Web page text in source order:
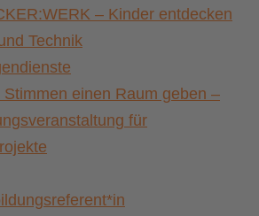
– Kinder entdecken
Technik
Stimmen einen Raum geben –
für